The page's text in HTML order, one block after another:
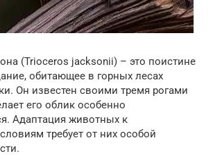
(Trioceros jacksonii) – это поистине
обитающее в горных лесах
Он известен своими тремя рогами
его облик особенно
Адаптация животных к
требует от них особой